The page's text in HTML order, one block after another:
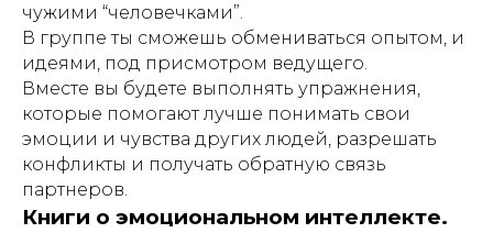
чужими “человечками”.
В группе ты сможешь обмениваться опытом, и
идеями, под присмотром ведущего.
Вместе вы будете выполнять упражнения,
которые помогают лучше понимать свои
эмоции и чувства других людей, разрешать
конфликты и получать обратную связь
партнеров.
Книги о эмоциональном интеллекте.